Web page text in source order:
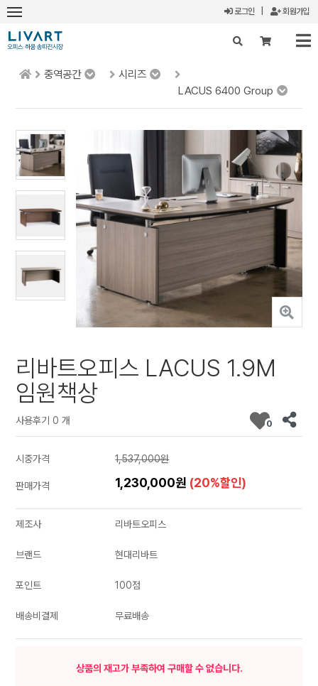
로그인 회원가입
X
중역공간
시리즈
LACUS 6400 Group
리바트오피스 LACUS 1.9M
임원책상
사용후기 0 개 0
시중가격 1,537,000원
판매가격 1,230,000원 (20%할인)
제조사 리바트오피스
브랜드 현대리바트
포인트 100점
배송비결제 무료배송
상품의 재고가 부족하여 구매할 수 없습니다.